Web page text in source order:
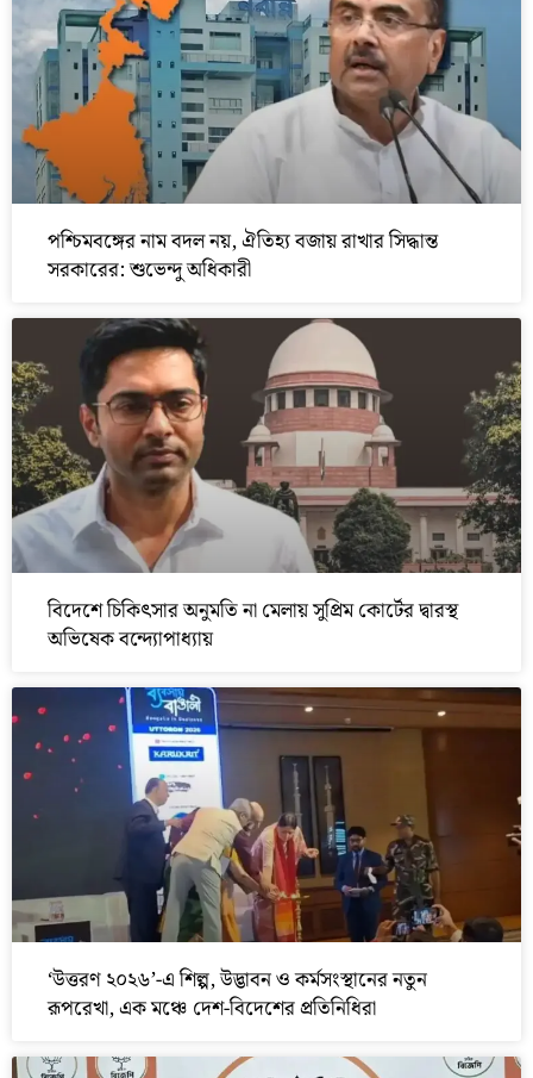
পশ্চিমবঙ্গের নাম বদল নয়, ঐতিহ্য বজায় রাখার সিদ্ধান্ত
সরকারের: শুভেন্দু অধিকারী
বিদেশে চিকিৎসার অনুমতি না মেলায় সুপ্রিম কোর্টের দ্বারস্থ
অভিষেক বন্দ্যোপাধ্যায়
‘উত্তরণ ২০২৬’-এ শিল্প, উদ্ভাবন ও কর্মসংস্থানের নতুন
রূপরেখা, এক মঞ্চে দেশ-বিদেশের প্রতিনিধিরা